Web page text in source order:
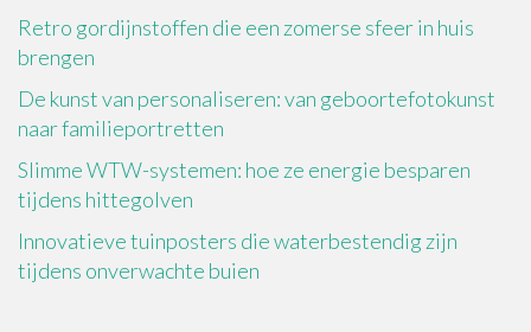
Retro gordijnstoffen die een zomerse sfeer in huis
brengen
De kunst van personaliseren: van geboortefotokunst
naar familieportretten
Slimme WTW-systemen: hoe ze energie besparen
tijdens hittegolven
Innovatieve tuinposters die waterbestendig zijn
tijdens onverwachte buien